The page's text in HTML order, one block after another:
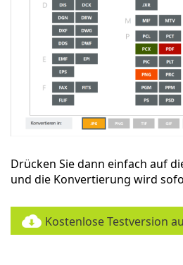
Drücken Sie dann einfach auf
und die Konvertierung wird
Kostenlose Testversion